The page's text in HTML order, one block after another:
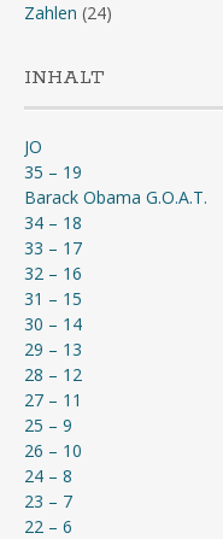
Zahlen (24)
INHALT
JO
35 – 19
Barack Obama G.O.A.T.
34 – 18
33 – 17
32 – 16
31 – 15
30 – 14
29 – 13
28 – 12
27 – 11
25 – 9
26 – 10
24 – 8
23 – 7
22 – 6